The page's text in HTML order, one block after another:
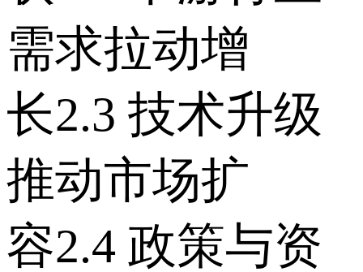
需求拉动增
长 2.3 技术升级
推动市场扩
容 2.4 政策与资